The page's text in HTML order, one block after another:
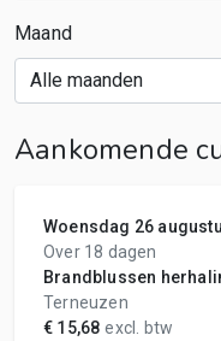
Maand
Aankomende
Woensdag 26
Over 18 dagen
Brandblussen
Terneuzen
€ 15,68 excl. btw